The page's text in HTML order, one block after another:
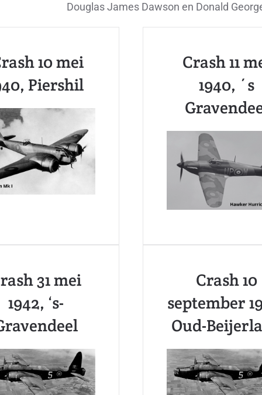
Douglas James Dawson en Donald
10 mei
Piershil
Crash 11
1940, ´s
31 mei
1942, ‘s-
Crash 10
september
Oud-